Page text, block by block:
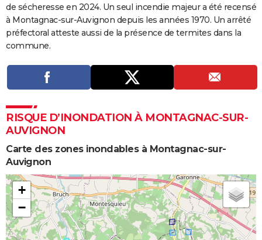
FORUM
Bricolage
Lifestyle
Culture
Sport
Auto
Television
Voyage
Cinema
de sécheresse en 2024. Un seul incendie majeur a été recensé
à Montagnac-sur-Auvignon depuis les années 1970. Un arrêté
préfectoral atteste aussi de la présence de termites dans la
commune.
RISQUE D’INONDATION À MONTAGNAC-SUR-
AUVIGNON
Carte des zones inondables à Montagnac-sur-
Auvignon
+
−